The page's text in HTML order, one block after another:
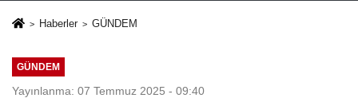
Haberler GÜNDEM
GÜNDEM
Yayınlanma: 07 Temmuz 2025 - 09:40